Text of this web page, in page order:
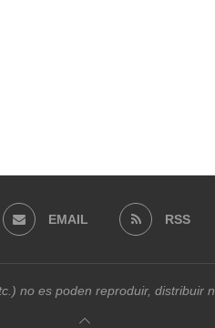
EMAIL RSS
no es poden reproduir, distribuir